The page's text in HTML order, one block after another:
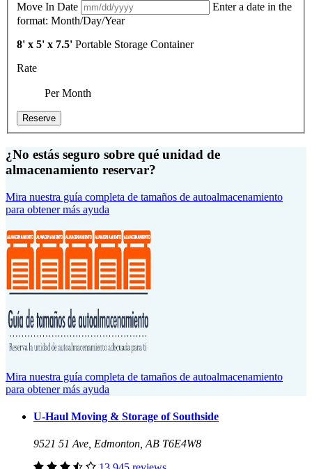
Move In Date
Enter a date in the
format: Month/Day/Year
8' x 5' x 7.5' Portable Storage Container
Rate
Per Month
Reserve
¿No estás seguro sobre qué unidad de
almacenamiento reservar?
Mira nuestra guía completa de tamaños de autoalmacenamiento
para obtener más ayuda
Mira nuestra guía completa de tamaños de autoalmacenamiento
para obtener más ayuda
U-Haul Moving & Storage of Southside
9521 51 Ave, Edmonton, AB T6E4W8